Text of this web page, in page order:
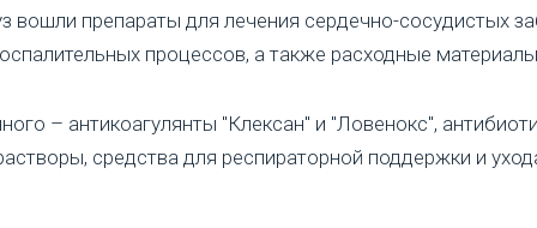
вошли препараты для лечения сердечно-сосудистых
процессов, а также расходные
– антикоагулянты "Клексан" и "Ловенокс",
средства для респираторной поддержки и